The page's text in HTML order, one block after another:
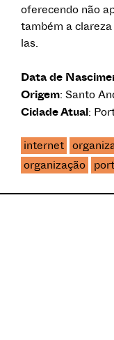
oferecendo não
também a
las.
Data de
Origem: Santo
Cidade Atual:
internet
organização